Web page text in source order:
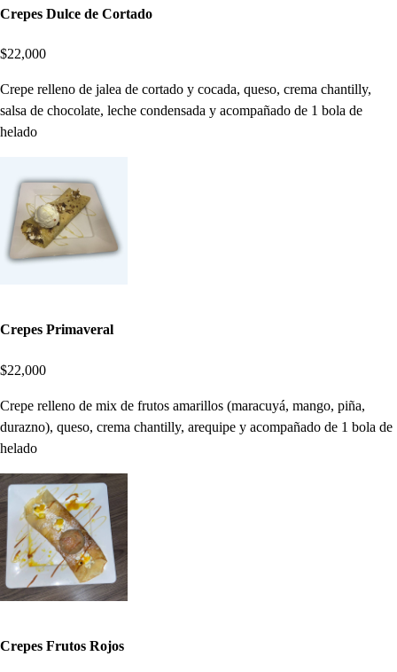
Crepes Dulce de Cortado
$22,000
Crepe relleno de jalea de cortado y cocada, queso, crema chantilly,
salsa de chocolate, leche condensada y acompañado de 1 bola de
helado
Crepes Primaveral
$22,000
Crepe relleno de mix de frutos amarillos (maracuyá, mango, piña,
durazno), queso, crema chantilly, arequipe y acompañado de 1 bola de
helado
Crepes Frutos Rojos